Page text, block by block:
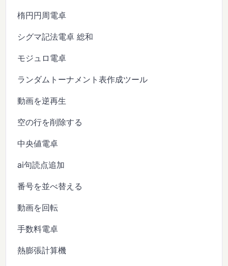
楕円円周電卓
シグマ記法電卓 総和
モジュロ電卓
ランダムトーナメント表作成ツール
動画を逆再生
空の行を削除する
中央値電卓
ai句読点追加
番号を並べ替える
動画を回転
手数料電卓
熱膨張計算機